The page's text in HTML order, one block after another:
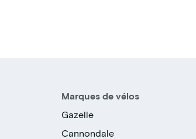
Marques de vélos
Gazelle
Cannondale